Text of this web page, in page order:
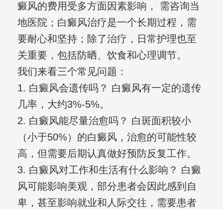
癜风的费用受多方面因素影响， 需咨询当
地医院；白癜风治疗是一个长期过程，需
要耐心和坚持；除了治疗，日常护理也至
关重要，包括防晒、饮食和心理调节。
我们来看三个常见问题：
1. 白癜风会遗传吗？ 白癜风有一定的遗传
几率，大约3%-5%。
2. 白癜风能尽量治愈吗？ 白斑面积较小
（小于50%）的白癜风，治愈的可能性较
高，但需要后期认真做好预防反复工作。
3. 白癜风对工作和生活有什么影响？ 白癜
风可能影响美观，部分患者会因此感到自
卑，甚至影响就业和人际交往，需要患者